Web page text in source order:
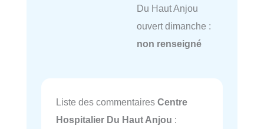
Du Haut Anjou
ouvert dimanche :
non renseigné
Liste des commentaires Centre
Hospitalier Du Haut Anjou :